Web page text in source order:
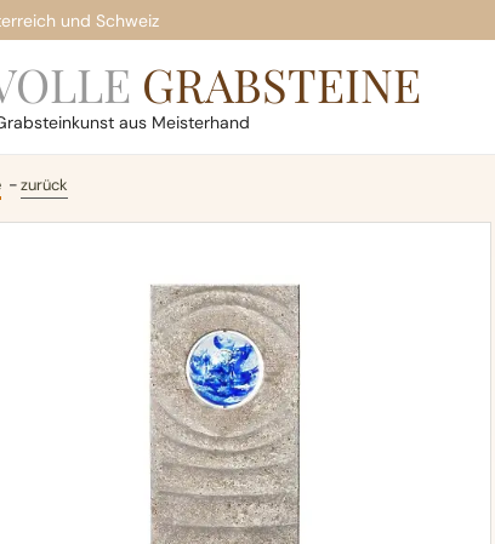
und Schweiz
GRABSTEINE
aus Meisterhand
zurück